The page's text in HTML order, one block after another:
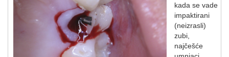
kada se vade
impaktirani
(neizrasli)
zubi,
najčešće